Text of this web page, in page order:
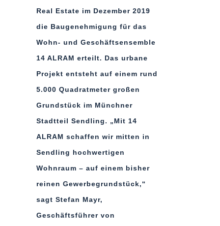
Real Estate im Dezember 2019
die Baugenehmigung für das
Wohn- und Geschäftsensemble
14 ALRAM erteilt. Das urbane
Projekt entsteht auf einem rund
5.000 Quadratmeter großen
Grundstück im Münchner
Stadtteil Sendling. „Mit 14
ALRAM schaffen wir mitten in
Sendling hochwertigen
Wohnraum – auf einem bisher
reinen Gewerbegrundstück,“
sagt Stefan Mayr,
Geschäftsführer von